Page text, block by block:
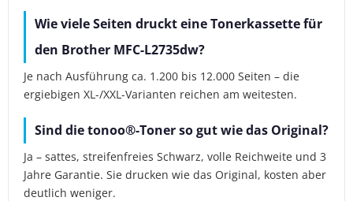
Wie viele Seiten druckt eine Tonerkassette für
den Brother MFC-L2735dw?
Je nach Ausführung ca. 1.200 bis 12.000 Seiten – die
ergiebigen XL-/XXL-Varianten reichen am weitesten.
Sind die tonoo®-Toner so gut wie das Original?
Ja – sattes, streifenfreies Schwarz, volle Reichweite und 3
Jahre Garantie. Sie drucken wie das Original, kosten aber
deutlich weniger.